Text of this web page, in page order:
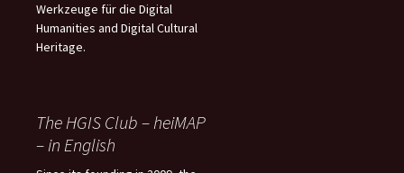
Werkzeuge für die Digital
Humanities and Digital Cultural
Heritage.
The HGIS Club – heiMAP
– in English